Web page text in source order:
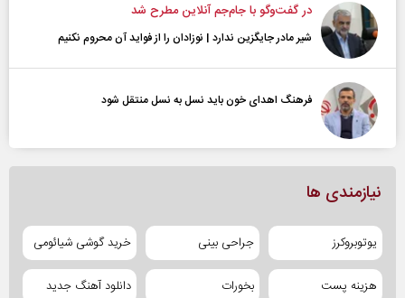
در گفت‌و‌گو با جام‌جم آنلاین مطرح شد
شیر مادر جایگزین ندارد | نوزادان را از فواید آن محروم نکنیم
فرهنگ اهدای خون باید نسل به نسل منتقل شود
نیازمندی ها
یوتوبروکرز جراحی بینی خرید گوشی شیائومی
هزینه پست بخورات دانلود آهنگ جدید